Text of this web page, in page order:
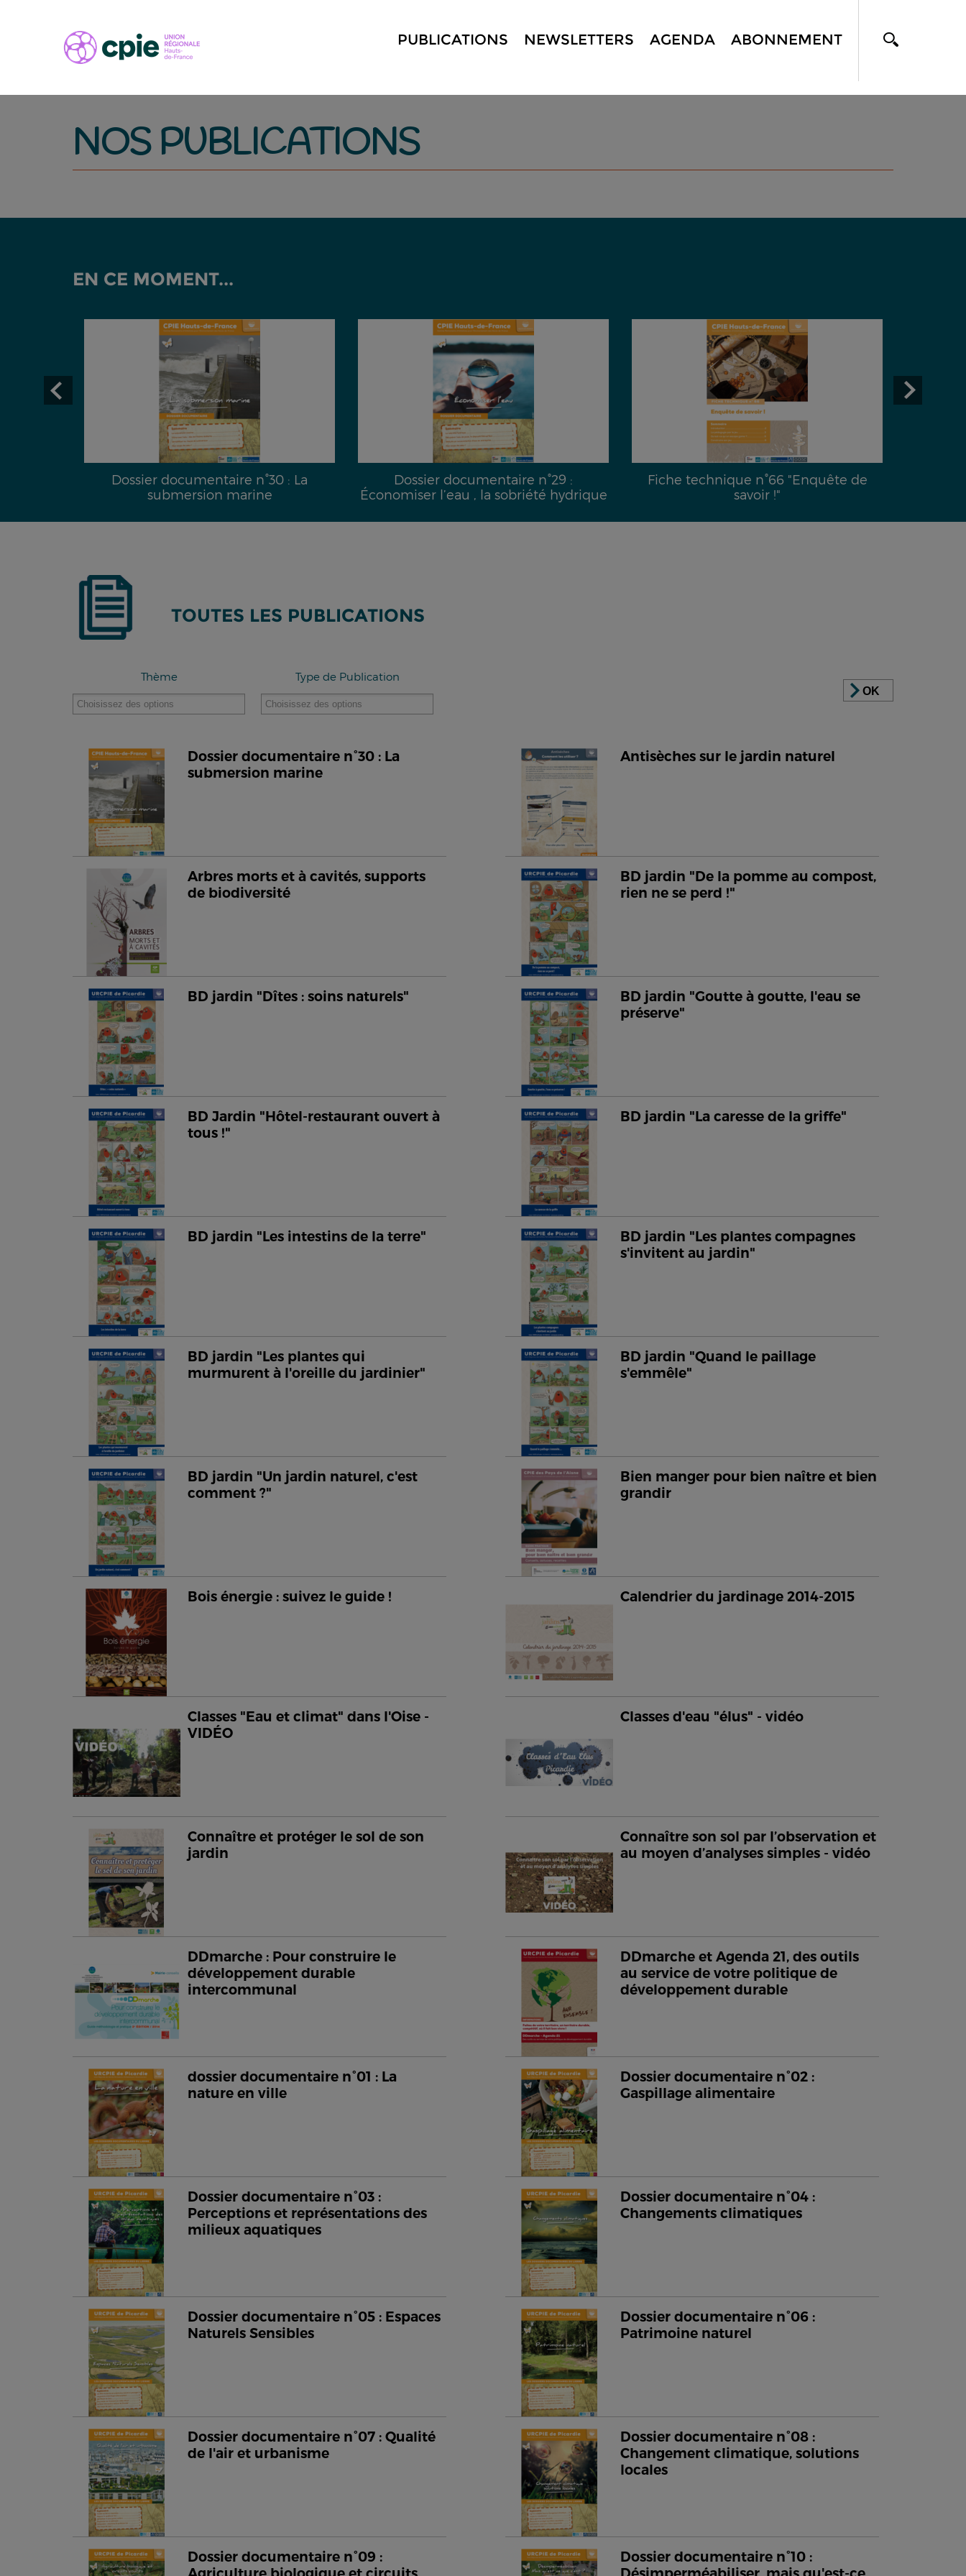
PUBLICATIONS NEWSLETTERS AGENDA ABONNEMENT
NOS PUBLICATIONS
EN CE MOMENT...
Dossier documentaire n°30 : La
submersion marine
Dossier documentaire n°29 :
Économiser l’eau , la sobriété hydrique
Fiche technique n°66 "Enquête de
savoir !"
TOUTES LES PUBLICATIONS
Thème Type de Publication
OK
Dossier documentaire n°30 : La
submersion marine
Antisèches sur le jardin naturel
Arbres morts et à cavités, supports
de biodiversité
BD jardin "De la pomme au compost,
rien ne se perd !"
BD jardin "Dîtes : soins naturels"
BD jardin "Goutte à goutte, l'eau se
préserve"
BD Jardin "Hôtel-restaurant ouvert à
tous !"
BD jardin "La caresse de la griffe"
BD jardin "Les intestins de la terre"
BD jardin "Les plantes compagnes
s'invitent au jardin"
BD jardin "Les plantes qui
murmurent à l'oreille du jardinier"
BD jardin "Quand le paillage
s'emmêle"
BD jardin "Un jardin naturel, c'est
comment ?"
Bien manger pour bien naître et bien
grandir
Bois énergie : suivez le guide ! Calendrier du jardinage 2014-2015
Classes "Eau et climat" dans l'Oise -
VIDÉO
Classes d'eau "élus" - vidéo
Connaître et protéger le sol de son
jardin
Connaître son sol par l’observation et
au moyen d’analyses simples - vidéo
DDmarche : Pour construire le
développement durable
intercommunal
DDmarche et Agenda 21, des outils
au service de votre politique de
développement durable
dossier documentaire n°01 : La
nature en ville
Dossier documentaire n°02 :
Gaspillage alimentaire
Dossier documentaire n°03 :
Perceptions et représentations des
milieux aquatiques
Dossier documentaire n°04 :
Changements climatiques
Dossier documentaire n°05 : Espaces
Naturels Sensibles
Dossier documentaire n°06 :
Patrimoine naturel
Dossier documentaire n°07 : Qualité
de l'air et urbanisme
Dossier documentaire n°08 :
Changement climatique, solutions
locales
Dossier documentaire n°09 :
Dossier documentaire n°10 :